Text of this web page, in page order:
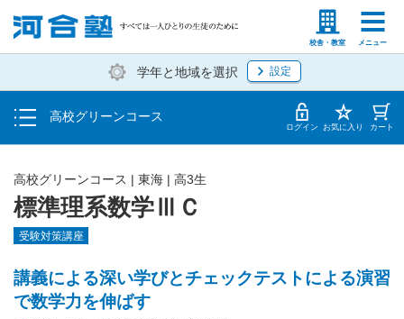
校舎・教室 メニュー
塾生の方 高等学校の先生
学年と地域を選択 設定
高校グリーンコース
学費の仕組み・支払方法
受講開始までの流れ
校舎・教室一覧 ログイン お気に入り カート
高校グリーンコース | 東海 | 高3生
標準理系数学ⅢＣ
受験対策講座
講義による深い学びとチェックテストによる演習
で数学力を伸ばす